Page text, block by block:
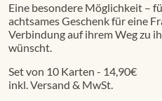
Eine besondere Möglichkeit –
achtsames Geschenk für eine
Verbindung auf ihrem Weg zu
wünscht.
Set von 10 Karten - 14,90€
inkl. Versand & MwSt.